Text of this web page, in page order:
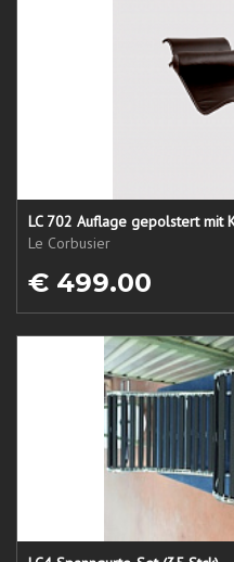
LC 702 Auflage gepolstert mit
Le Corbusier
€ 499.00